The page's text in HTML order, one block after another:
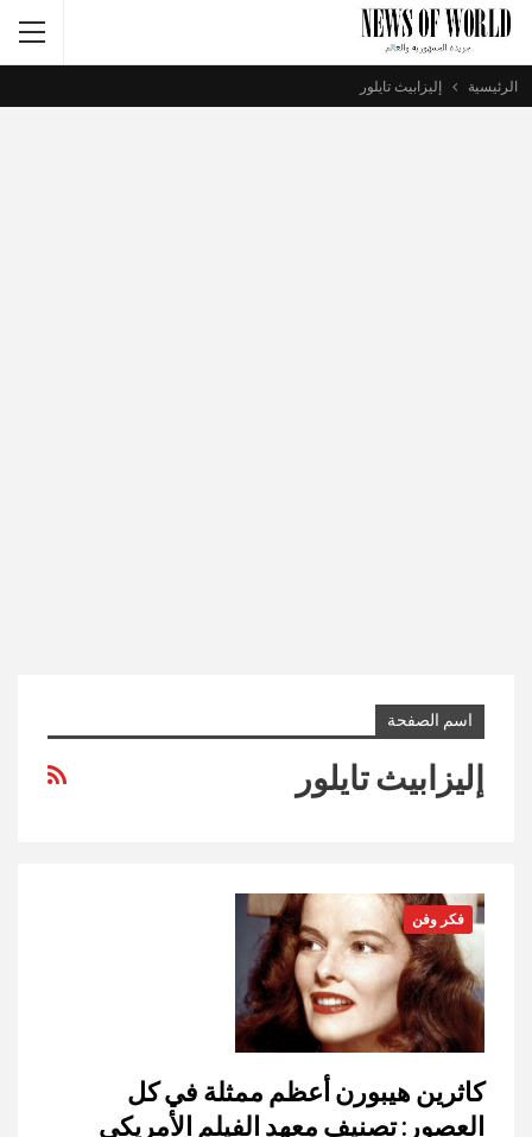
الرئيسية إليزابيث تايلور
اسم الصفحة
إليزابيث تايلور
فكر وفن
كاثرين هيبورن أعظم ممثلة في كل
العصور: تصنيف معهد الفيلم الأمريكي